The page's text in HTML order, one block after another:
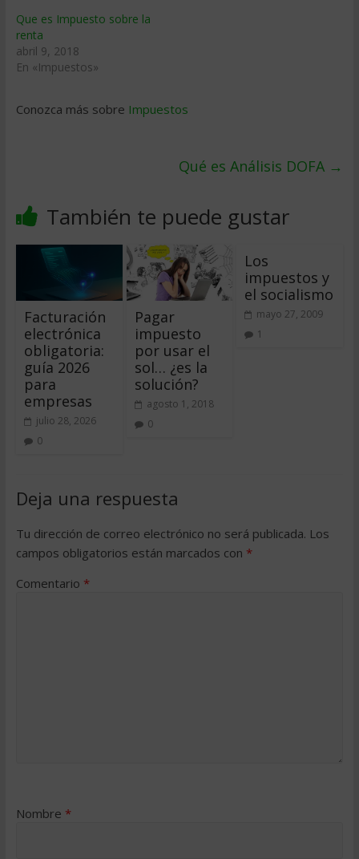
Que es Impuesto sobre la
renta
abril 9, 2018
En «Impuestos»
Conozca más sobre Impuestos
Qué es Análisis DOFA →
También te puede gustar
Facturación
electrónica
obligatoria:
guía 2026
para
empresas
julio 28, 2026
0
Pagar
impuesto
por usar el
sol… ¿es la
solución?
agosto 1, 2018
0
Los
impuestos y
el socialismo
mayo 27, 2009
1
Deja una respuesta
Tu dirección de correo electrónico no será publicada. Los
campos obligatorios están marcados con *
Comentario *
Nombre *